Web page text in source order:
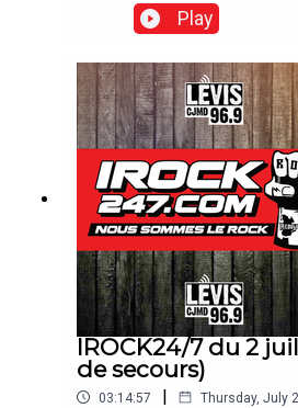
Play
IROCK24/7 du 2
de secours)
03:14:57 | Thursday, July